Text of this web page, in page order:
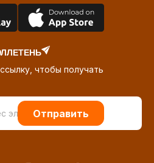
чтобы получать
Отправить